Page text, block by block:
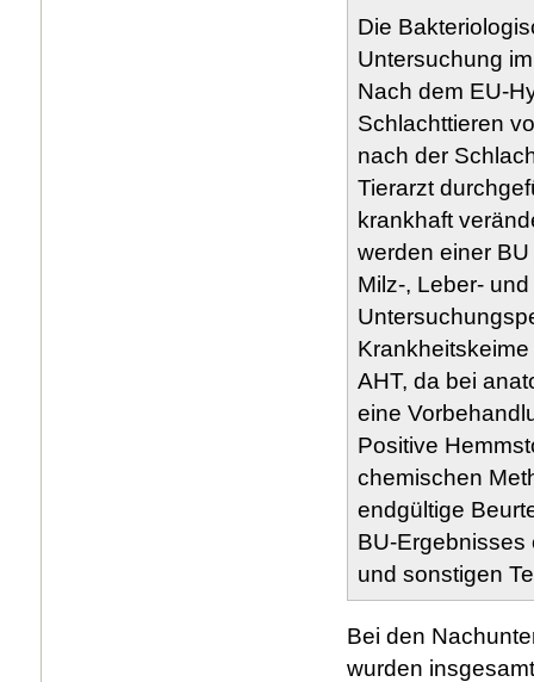
Die
Untersuchung
Nach dem EU-
Schlachttieren
nach der
Tierarzt
krankhaft
werden einer
Milz-, Leber-
AHT, da bei
eine
Positive
chemischen
endgültige
BU-Ergebnisses
und sonstigen
Bei den
wurden